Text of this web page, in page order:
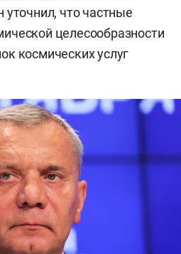
что частные
целесообразности
космических услуг